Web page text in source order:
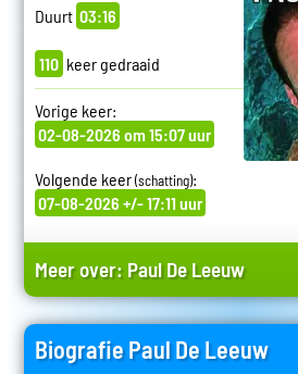
Duurt 03:16
110 keer gedraaid
Vorige keer:
02-08-2026 om 15:07 uur
Volgende keer(schatting):
07-08-2026 +/- 17:11 uur
Meer over: Paul De Leeuw
Biografie Paul De Leeuw